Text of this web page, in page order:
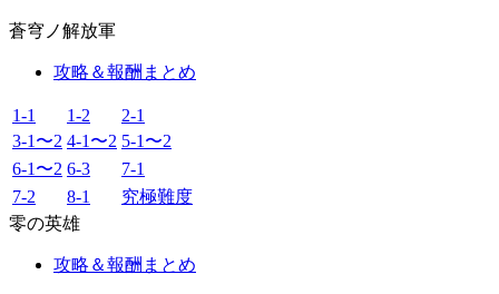
蒼穹ノ解放軍
攻略＆報酬まとめ
1-1 1-2
2-1
3-1〜2 4-1〜2 5-1〜2
6-1〜2 6-3
7-1
7-2
8-1
究極難度
零の英雄
攻略＆報酬まとめ